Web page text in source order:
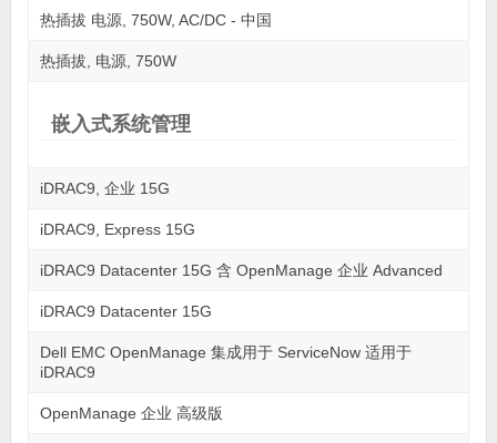
热插拔 电源, 750W, AC/DC - 中国
热插拔, 电源, 750W
嵌入式系统管理
iDRAC9, 企业 15G
iDRAC9, Express 15G
iDRAC9 Datacenter 15G 含 OpenManage 企业 Advanced
iDRAC9 Datacenter 15G
Dell EMC OpenManage 集成用于 ServiceNow 适用于
iDRAC9
OpenManage 企业 高级版